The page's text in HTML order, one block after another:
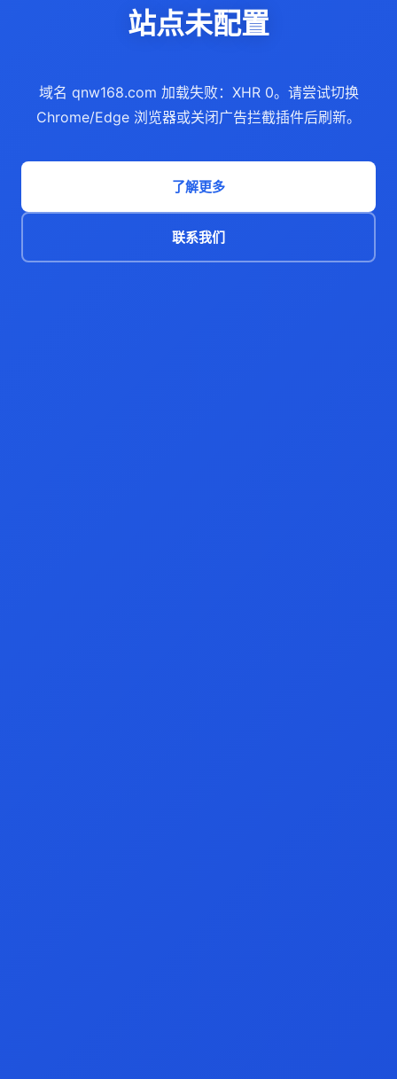
站点未配置
域名 qnw168.com 加载失败：XHR 0。请尝试切换
Chrome/Edge 浏览器或关闭广告拦截插件后刷新。
了解更多
联系我们